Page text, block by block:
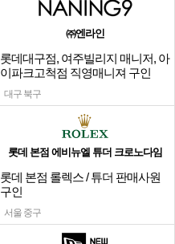
㈜엔라인
롯데대구점, 여주빌리지 매니저, 아
이파크고척점 직영매니져 구인
대구 북구
롯데 본점 에비뉴엘 튜더 크로노다임
롯데 본점 롤렉스 / 튜더 판매사원
구인
서울 중구